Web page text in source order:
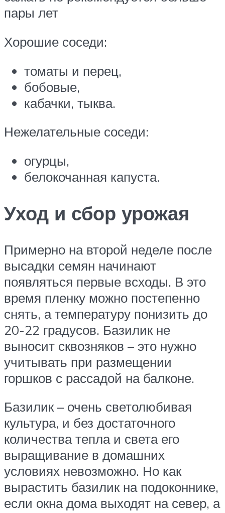
пары лет
Хорошие соседи:
томаты и перец,
бобовые,
кабачки, тыква.
Нежелательные соседи:
огурцы,
белокочанная капуста.
Уход и сбор урожая
Примерно на второй неделе после
высадки семян начинают
появляться первые всходы. В это
время пленку можно постепенно
снять, а температуру понизить до
20-22 градусов. Базилик не
выносит сквозняков – это нужно
учитывать при размещении
горшков с рассадой на балконе.
Базилик – очень светолюбивая
культура, и без достаточного
количества тепла и света его
выращивание в домашних
условиях невозможно. Но как
вырастить базилик на подоконнике,
если окна дома выходят на север, а